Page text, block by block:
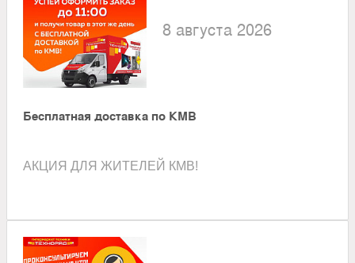
8 августа 2026
Бесплатная доставка по КМВ
АКЦИЯ ДЛЯ ЖИТЕЛЕЙ КМВ!